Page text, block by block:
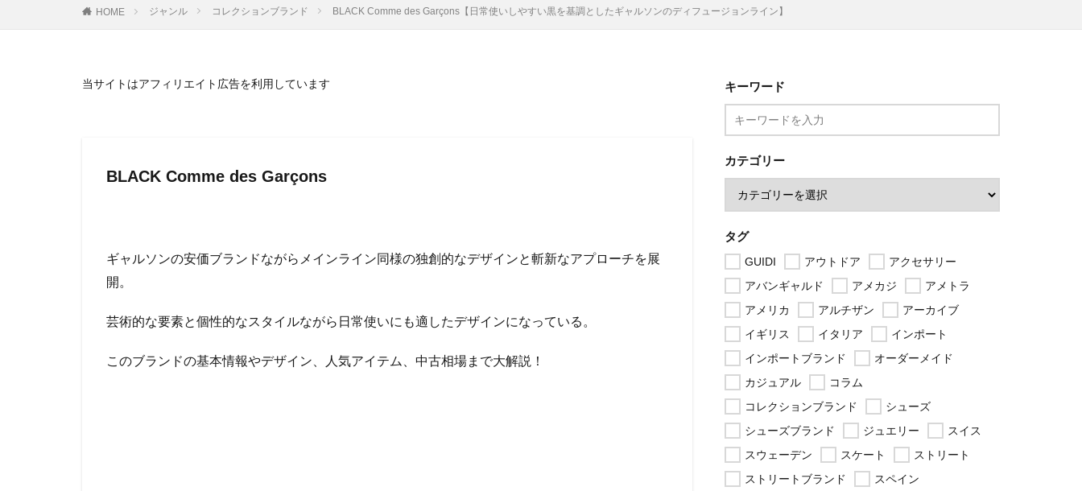
HOME ジャンル コレクションブランド BLACK Comme des Garçons【日常使いしやすい黒を基調としたギャルソンのディフュージョンライン】
当サイトはアフィリエイト広告を利用しています
BLACK Comme des Garçons
ギャルソンの安価ブランドながらメインライン同様の独創的なデザインと斬新なアプローチを展
開。
芸術的な要素と個性的なスタイルながら日常使いにも適したデザインになっている。
このブランドの基本情報やデザイン、人気アイテム、中古相場まで大解説！
キーワード
カテゴリー
タグ
GUIDI アウトドア
アクセサリー
アバンギャルド
アメカジ
アメトラ
アメリカ
アルチザン
アーカイブ
イギリス
イタリア
インポート
インポートブランド
オーダーメイド
カジュアル
コラム
コレクションブランド
シューズ
シューズブランド
ジュエリー
スイス
スウェーデン
スケート
ストリート
ストリートブランド
スペイン